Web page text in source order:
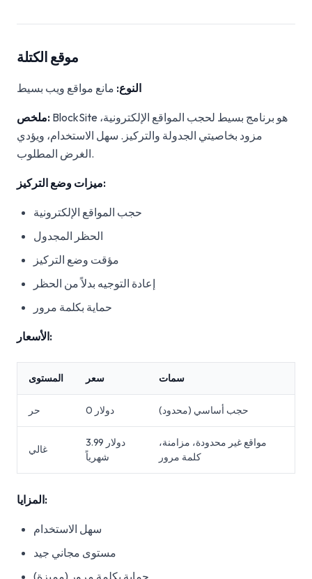
موقع الكتلة
النوع: مانع مواقع ويب بسيط
ملخص: BlockSite هو برنامج بسيط لحجب المواقع الإلكترونية،
مزود بخاصيتي الجدولة والتركيز. سهل الاستخدام، ويؤدي
الغرض المطلوب.
ميزات وضع التركيز:
حجب المواقع الإلكترونية
الحظر المجدول
مؤقت وضع التركيز
إعادة التوجيه بدلاً من الحظر
حماية بكلمة مرور
الأسعار:
المستوى سعر سمات
حر 0 دولار حجب أساسي (محدود)
غالي
3.99 دولار
شهرياً
مواقع غير محدودة، مزامنة،
كلمة مرور
المزايا:
سهل الاستخدام
مستوى مجاني جيد
حماية بكلمة مرور (مميزة)